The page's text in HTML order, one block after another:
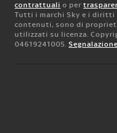
contrattuali o per
Tutti i marchi Sky e i
contenuti, sono di
utilizzati su licenza.
04619241005.